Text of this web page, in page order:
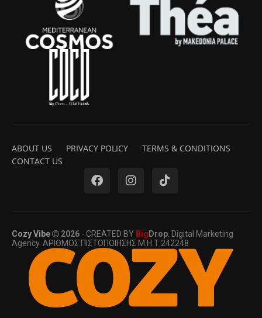
ABOUT US PRIVACY POLICY
TERMS & CONDITIONS
CONTACT US
Cozy Vibe 2026 - CREATED BY Big Drop. Digital Marketing
Agency. ΑΡΙΘΜΟΣ ΠΙΣΤΟΠΟΙΗΣΗΣ Μ.Η.Τ 242248